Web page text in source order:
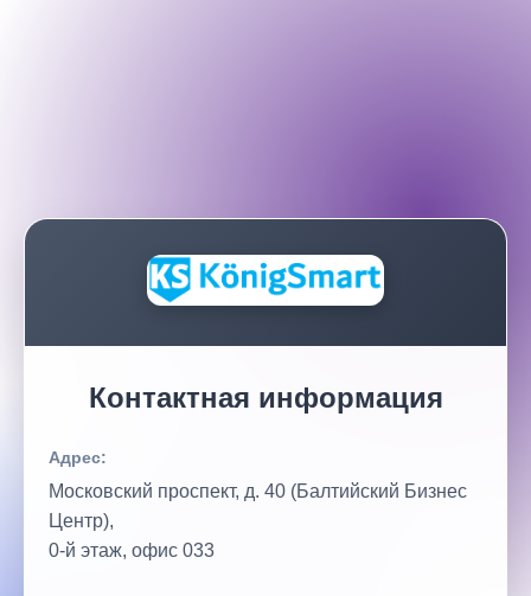
Контактная информация
Адрес:
Московский проспект, д. 40 (Балтийский Бизнес
Центр),
0‑й этаж, офис 033